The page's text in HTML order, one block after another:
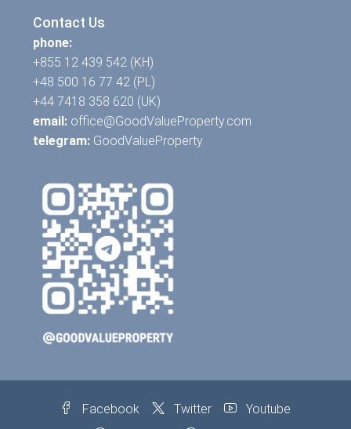
Contact Us
phone:
+855 12 439 542 (KH)
+48 500 16 77 42 (PL)
+44 7418 358 620 (UK)
email: office@GoodValueProperty.com
telegram: GoodValueProperty
Facebook Twitter
Youtube